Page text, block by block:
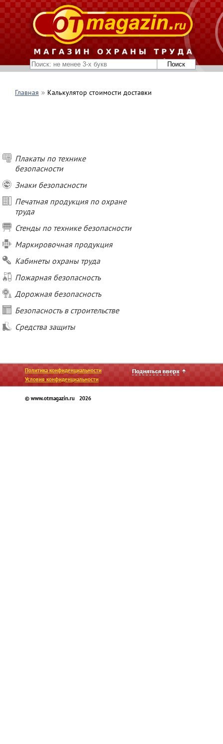
Главная Калькулятор стоимости доставки
Плакаты по технике
безопасности
Знаки безопасности
Печатная продукция по охране
труда
Стенды по технике безопасности
Маркировочная продукция
Кабинеты охраны труда
Пожарная безопасность
Дорожная безопасность
Безопасность в строительстве
Средства защиты
Политика конфиденциальности
Условия конфиденциальности
© www.otmagazin.ru 2026